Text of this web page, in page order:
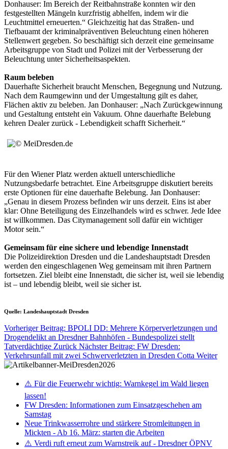
Donhauser: Im Bereich der Reitbahnstraße konnten wir den
festgestellten Mängeln kurzfristig abhelfen, indem wir die
Leuchtmittel erneuerten.“ Gleichzeitig hat das Straßen- und
Tiefbauamt der kriminalpräventiven Beleuchtung einen höheren
Stellenwert gegeben. So beschäftigt sich derzeit eine gemeinsame
Arbeitsgruppe von Stadt und Polizei mit der Verbesserung der
Beleuchtung unter Sicherheitsaspekten.
Raum beleben
Dauerhafte Sicherheit braucht Menschen, Begegnung und Nutzung.
Nach dem Raumgewinn und der Umgestaltung gilt es daher,
Flächen aktiv zu beleben. Jan Donhauser: „Nach Zurückgewinnung
und Gestaltung entsteht ein Vakuum. Ohne dauerhafte Belebung
kehren Dealer zurück - Lebendigkeit schafft Sicherheit.“
Für den Wiener Platz werden aktuell unterschiedliche
Nutzungsbedarfe betrachtet. Eine Arbeitsgruppe diskutiert bereits
erste Optionen für eine dauerhafte Belebung. Jan Donhauser:
„Genau in diesem Prozess befinden wir uns derzeit. Eins ist aber
klar: Ohne Beteiligung des Einzelhandels wird es schwer. Jede Idee
ist willkommen. Das Citymanagement soll dafür ein wichtiger
Motor sein.“
Gemeinsam für eine sichere und lebendige Innenstadt
Die Polizeidirektion Dresden und die Landeshauptstadt Dresden
werden den eingeschlagenen Weg gemeinsam mit ihren Partnern
fortsetzen. Ziel bleibt eine Innenstadt, die sicher ist, weil sie lebendig
ist – und lebendig bleibt, weil sie sicher ist.
Quelle: Landeshauptstadt Dresden
Vorheriger Beitrag: BPOLI DD: Mehrere Körperverletzungen und
Drogendelikt an Dresdner Bahnhöfen - Bundespolizei stellt
Tatverdächtige Zurück Nächster Beitrag: FW Dresden:
Verkehrsunfall mit zwei Schwerverletzten in Dresden Cotta Weiter
⚠️ Für die Feuerwehr wichtig: Warnkegel im Wald liegen
lassen!
FW Dresden: Informationen zum Einsatzgeschehen am
Samstag
Neue Trinkwasserrohre und stärkere Stromleitungen in
Mickten - Ab 16. März: starten die Arbeiten
⚠️ Verdi ruft erneut zum Warnstreik auf - Dresdner ÖPNV